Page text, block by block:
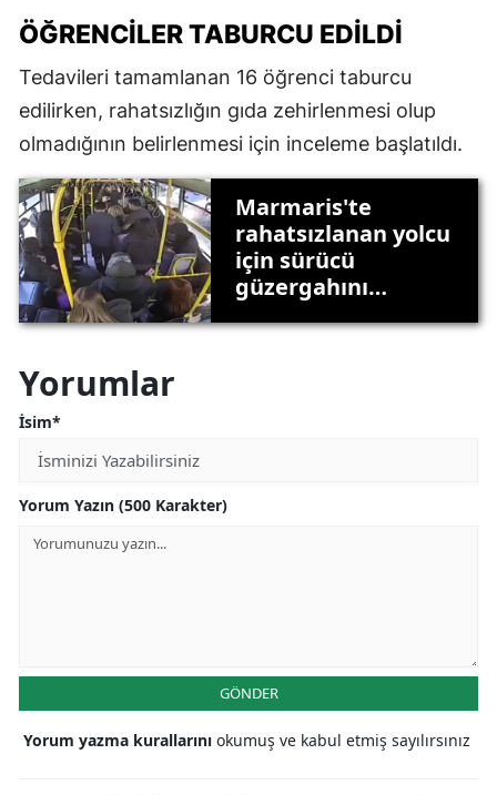
ÖĞRENCILER TABURCU EDILDI
Tedavileri tamamlanan 16 öğrenci taburcu
edilirken, rahatsızlığın gıda zehirlenmesi olup
olmadığının belirlenmesi için inceleme başlatıldı.
Marmaris'te
rahatsızlanan yolcu
için sürücü
güzergahını
Yorumlar
İsim*
Yorum Yazın (500 Karakter)
GÖNDER
Yorum yazma kurallarını okumuş ve kabul etmiş sayılırsınız